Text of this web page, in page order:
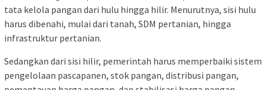
tata kelola pangan dari hulu hingga hilir. Menurutnya, sisi hulu
harus dibenahi, mulai dari tanah, SDM pertanian, hingga
infrastruktur pertanian.
Sedangkan dari sisi hilir, pemerintah harus memperbaiki sistem
pengelolaan pascapanen, stok pangan, distribusi pangan,